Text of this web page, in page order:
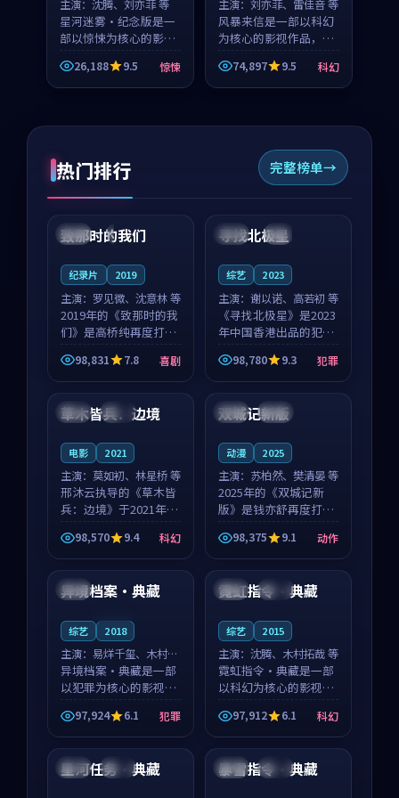
主演： 沈腾、刘亦菲 等
星河迷雾·纪念版是一
部以惊悚为核心的影视
作品，围绕危机、反转
与人物成长展开，整体
节奏紧凑，值得推荐观
26,188 9.5 惊悚
主演： 刘亦菲、雷佳音 等
风暴来信是一部以科幻
为核心的影视作品，围
绕危机、反转与人物成
长展开，整体节奏紧
凑，值得推荐观看。
74,897 9.5 科幻
热门排行 完整榜单
中国 4K
99:22
致那时的我们
纪录片 2019
主演： 罗见微、沈意林 等
2019年的《致那时的我
们》是高桥纯再度打磨
的喜剧佳作。中国大陆
的取景与都市寓言的氛
围相互成就，罗见微与
沈意林的对手戏自然克
制，让整部影片在悬
98,831 7.8 喜剧
中国 4K
99:18
寻找北极星
综艺 2023
主演： 谢以诺、高若初 等
《寻找北极星》是2023
年中国香港出品的犯罪
新作，主创团队希望用
公路冒险的故事让观众
停下来想一想。谢以诺
领衔，高若初担任重要
角色，戚南柯的叙事
98,780 9.3 犯罪
泰国 独播
草木皆兵：边境
电影 2021
主演： 莫如初、林星桥 等
邢沐云执导的《草木皆
兵：边境》于2021年面
世，泰国的城市气质与
校园青春的人物心境共
同构筑了影片基调。莫
如初、林星桥用细腻的
表演撑起整部科幻电
98,570 9.4 科幻
中国 独播
双城记新版
动漫 2025
主演： 苏柏然、樊清晏 等
2025年的《双城记新
版》是钱亦舒再度打磨
的动作佳作。中国大陆
的取景与沙漠探险的氛
围相互成就，苏柏然与
樊清晏的对手戏自然克
制，让整部影片在悬念
98,375 9.1 动作
泰国
异境档案·典藏
综艺 2018
主演： 易烊千玺、木村拓
哉 等
异境档案·典藏是一部
以犯罪为核心的影视作
品，围绕危机、反转与
人物成长展开，整体节
奏紧凑，值得推荐观
看。
97,924 6.1 犯罪
法国 杜比
霓虹指令·典藏
综艺 2015
主演： 沈腾、木村拓哉 等
霓虹指令·典藏是一部
以科幻为核心的影视作
品，围绕危机、反转与
人物成长展开，整体节
奏紧凑，值得推荐观
看。
97,912 6.1 科幻
法国 独播
星河任务·典藏 法国 热播
暴雪指令·典藏